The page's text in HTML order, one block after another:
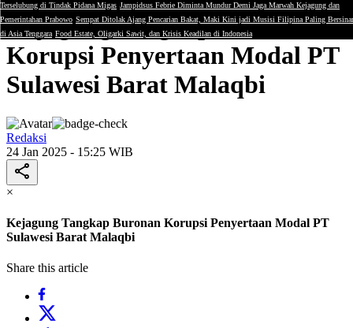
Terselubung di Tindak Pidana Migas Jampidsus Febrie Diminta Mundur Demi Jaga Marwah Kejagung dan
Pemerintahan Prabowo Sempat Ditolak Ajang Pencarian Bakat, Maki Kini jadi Musisi Filipina Paling Bersinar
di Asia Tenggara Food Estate, Oligarki Sawit, dan Krisis Keadilan di Indonesia
Kejagung Tangkap Buronan
Korupsi Penyertaan Modal PT
Sulawesi Barat Malaqbi
Redaksi
24 Jan 2025 - 15:25 WIB
×
Kejagung Tangkap Buronan Korupsi Penyertaan Modal PT
Sulawesi Barat Malaqbi
Share this article